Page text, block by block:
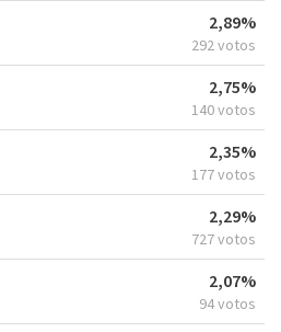
2,89%
292 votos
2,75%
140 votos
2,35%
177 votos
2,29%
727 votos
2,07%
94 votos